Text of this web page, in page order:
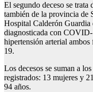
El segundo deceso se trata
también de la provincia de
Hospital Calderón Guardia
diagnosticada con
hipertensión arterial
19.
Los decesos se suman a
registrados: 13 mujeres y
94 años.